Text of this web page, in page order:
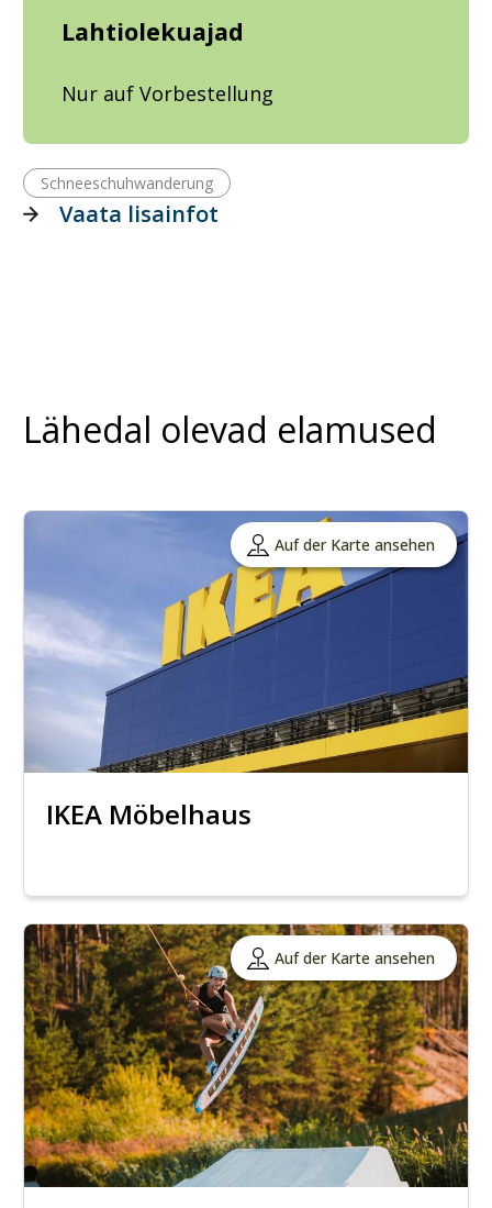
Lahtiolekuajad
Nur auf Vorbestellung
Schneeschuhwanderung
Vaata lisainfot
Lähedal olevad elamused
Auf der Karte ansehen
IKEA Möbelhaus
Auf der Karte ansehen